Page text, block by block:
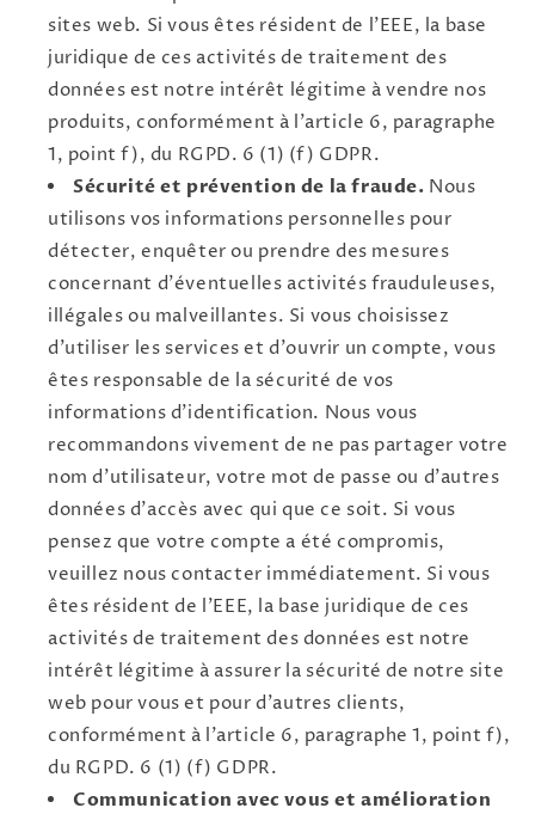
sites web. Si vous êtes résident de l'EEE, la base
juridique de ces activités de traitement des
données est notre intérêt légitime à vendre nos
produits, conformément à l'article 6, paragraphe
1, point f), du RGPD. 6 (1) (f) GDPR.
Sécurité et prévention de la fraude. Nous
utilisons vos informations personnelles pour
détecter, enquêter ou prendre des mesures
concernant d'éventuelles activités frauduleuses,
illégales ou malveillantes. Si vous choisissez
d'utiliser les services et d'ouvrir un compte, vous
êtes responsable de la sécurité de vos
informations d'identification. Nous vous
recommandons vivement de ne pas partager votre
nom d'utilisateur, votre mot de passe ou d'autres
données d'accès avec qui que ce soit. Si vous
pensez que votre compte a été compromis,
veuillez nous contacter immédiatement. Si vous
êtes résident de l'EEE, la base juridique de ces
activités de traitement des données est notre
intérêt légitime à assurer la sécurité de notre site
web pour vous et pour d'autres clients,
conformément à l'article 6, paragraphe 1, point f),
du RGPD. 6 (1) (f) GDPR.
Communication avec vous et amélioration